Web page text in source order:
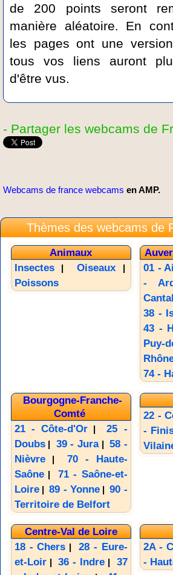
de 200 points seront
manière aléatoire. En
les pages ont une
tous vos liens auront
d'être vus.
- Partager les webcams de
Webcams de france webcams en AMP.
Thèmes des webcams de
Animaux
Insectes|Oiseaux |
Poissons
01 -
-
Cantal
38 -
43 -
Puy-
74 -
Bourgogne-Franche-
Comté
21 - Côte-d'Or |25 -
Doubs| 39 - Jura| 58 -
Nièvre|70 - Haute-
Saône| 71 - Saône-et-
Loire|89 - Yonne|90 -
Territoire de Belfort
22 -
-
Centre-Val de Loire
18 - Chers | 28 - Eure-
et-Loir|36 - Indre | 37
2A -
-